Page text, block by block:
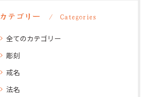
カテゴリー Categories
全てのカテゴリー
彫刻
戒名
法名